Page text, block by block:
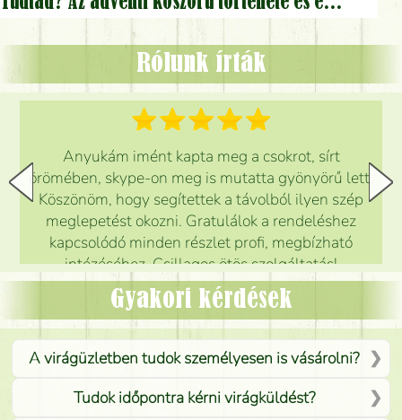
Rólunk írták
Anyukám imént kapta meg a csokrot, sírt
örömében, skype-on meg is mutatta gyönyörű lett.
Köszönöm, hogy segítettek a távolból ilyen szép
meglepetést okozni. Gratulálok a rendeléshez
kapcsolódó minden részlet profi, megbízható
intézéséhez. Csillagos ötös szolgáltatás!
Mónika
Gyakori kérdések
A virágüzletben tudok személyesen is vásárolni?
Tudok időpontra kérni virágküldést?